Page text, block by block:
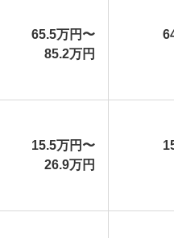
65.5万円〜
85.2万円
15.5万円〜
26.9万円